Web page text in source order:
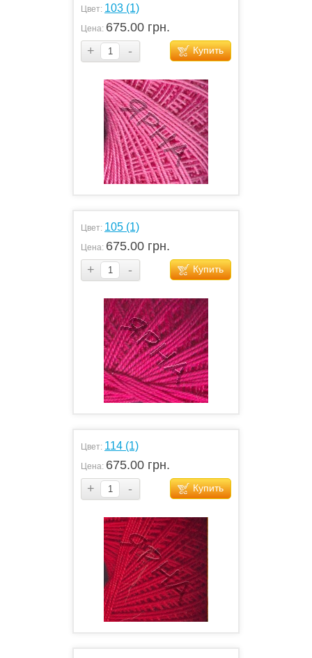
Цвет: 103 (1)
Цена: 675.00 грн.
+
- Купить
Цвет: 105 (1)
Цена: 675.00 грн.
+
- Купить
Цвет: 114 (1)
Цена: 675.00 грн.
+
- Купить